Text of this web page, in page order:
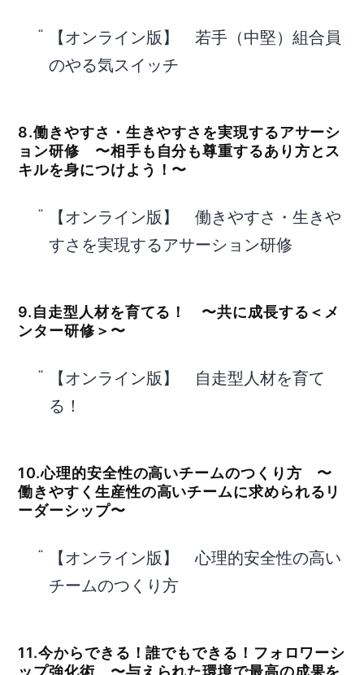
【オンライン版】 若手（中堅）組合員
のやる気スイッチ
8.働きやすさ・生きやすさを実現するアサーシ
ョン研修 〜相手も自分も尊重するあり方とス
キルを身につけよう！〜
【オンライン版】 働きやすさ・生きや
すさを実現するアサーション研修
9.自走型人材を育てる！ 〜共に成長する＜メ
ンター研修＞〜
【オンライン版】 自走型人材を育て
る！
10.心理的安全性の高いチームのつくり方 〜
働きやすく生産性の高いチームに求められるリ
ーダーシップ〜
【オンライン版】 心理的安全性の高い
チームのつくり方
11.今からできる！誰でもできる！フォロワーシ
ップ強化術 〜与えられた環境で最高の成果を